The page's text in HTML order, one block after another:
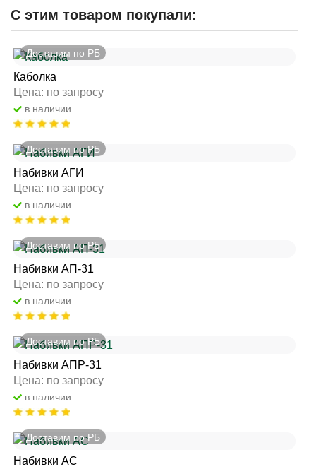
С этим товаром покупали:
Доставим по РБ
Каболка
Цена: по запросу
в наличии
Доставим по РБ
Набивки АГИ
Цена: по запросу
в наличии
Доставим по РБ
Набивки АП-31
Цена: по запросу
в наличии
Доставим по РБ
Набивки АПР-31
Цена: по запросу
в наличии
Доставим по РБ
Набивки АC